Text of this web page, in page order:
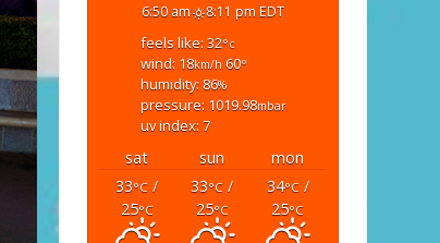
6:50 am 8:11 pm EDT
feels like: 32°c
wind: 18km/h 60°
humidity: 86%
pressure: 1019.98mbar
uv index: 7
sat sun
mon
33°C /
25°C
33°C /
25°C
34°C /
25°C